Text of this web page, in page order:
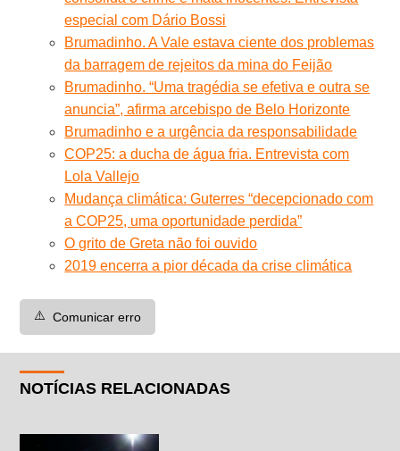
especial com Dário Bossi
Brumadinho. A Vale estava ciente dos problemas
da barragem de rejeitos da mina do Feijão
Brumadinho. “Uma tragédia se efetiva e outra se
anuncia”, afirma arcebispo de Belo Horizonte
Brumadinho e a urgência da responsabilidade
COP25: a ducha de água fria. Entrevista com
Lola Vallejo
Mudança climática: Guterres “decepcionado com
a COP25, uma oportunidade perdida”
O grito de Greta não foi ouvido
2019 encerra a pior década da crise climática
⚠️ Comunicar erro
NOTÍCIAS RELACIONADAS